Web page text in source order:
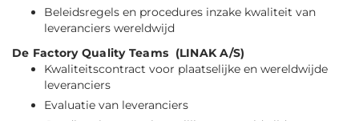
Beleidsregels en procedures inzake kwaliteit van
leveranciers wereldwijd
De Factory Quality Teams (LINAK A/S)
Kwaliteitscontract voor plaatselijke en wereldwijde
leveranciers
Evaluatie van leveranciers